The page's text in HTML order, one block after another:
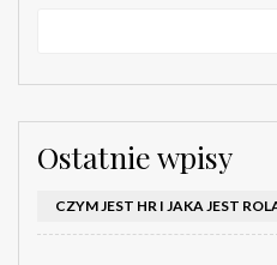
Ostatnie wpisy
CZYM JEST HR I JAKA JEST